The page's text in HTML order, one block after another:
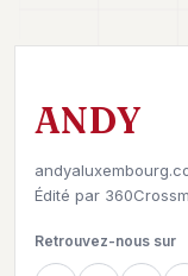
ANDY
Édité par
Retrouvez-nous sur